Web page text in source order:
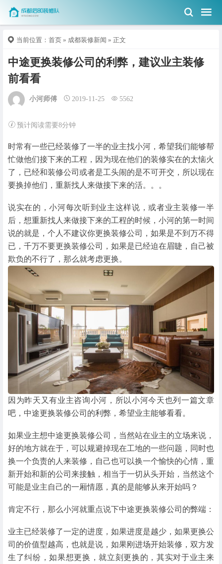
当前位置： 首页 » 成都装修新闻 » 正文
中途更换装修公司的利弊，建议业主装修
前看看
小河师傅 2019-11-25 5562
预计阅读需要8分钟
时常有一些已经装修了一半的业主找小河，希望我们能够帮
忙做他们接下来的工程，因为现在他们的装修实在的太恼火
了，已经和装修公司或者是工头闹的是不可开交，所以现在
要换掉他们，重新找人来做接下来的活。。。
说实在的，小河每次听到业主这样说，或者业主装修一半
后，想重新找人来做接下来的工程的时候，小河的第一时间
说的就是，个人不建议你更换装修公司，如果是不到万不得
已，千万不要更换装修公司，如果是已经迫在眉睫，自己被
欺负的不行了，那么就考虑更换。
因为昨天又有业主咨询小河，所以小河今天也列一篇文章
吧，中途更换装修公司的利弊，希望业主能够看看。
如果业主想中途更换装修公司，当然站在业主的立场来说，
好的地方就在于，可以规避掉现在工地的一些问题，同时也
换一个负责的人来装修，自己也可以换一个愉快的心情，重
新开始和新的公司来接触，相当于一切从头开始，当然这个
可能是业主自己的一厢情愿，真的是能够从来开始吗？
肯定不行，那么小河就重点说下中途更换装修公司的弊端：
业主已经装修了一定的进度，如果进度是越少，如果更换公
司的价值型越高，也就是说，如果刚进场开始装修，双方发
生了纠纷，如果想更换，就立刻更换的，其实对于业主来